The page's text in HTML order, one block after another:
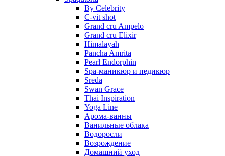
By Celebrity
C-vit shot
Grand cru Ampelo
Grand сru Elixir
Himalayah
Pancha Amrita
Pearl Endorphin
Spa-маникюр и педикюр
Sreda
Swan Grace
Thai Inspiration
Yoga Line
Арома-ванны
Ванильные облака
Водоросли
Возрождение
Домашний уход